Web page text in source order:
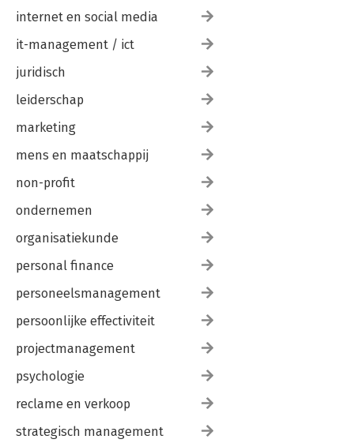
internet en social media
it-management / ict
juridisch
leiderschap
marketing
mens en maatschappij
non-profit
ondernemen
organisatiekunde
personal finance
personeelsmanagement
persoonlijke effectiviteit
projectmanagement
psychologie
reclame en verkoop
strategisch management